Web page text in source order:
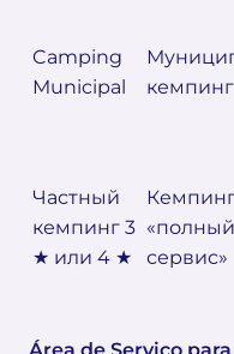
Camping
Municipal
кемпинг
Частный
кемпинг 3
★ или 4 ★
«полный
сервис»